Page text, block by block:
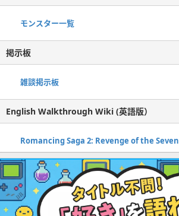
モンスター一覧
掲示板
雑談掲示板
English Walkthrough Wiki (英語版）
Romancing Saga 2: Revenge of the Seven